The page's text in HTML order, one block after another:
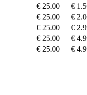
€ 25.00 €
€ 25.00 €
€ 25.00 €
€ 25.00 €
€ 25.00 €